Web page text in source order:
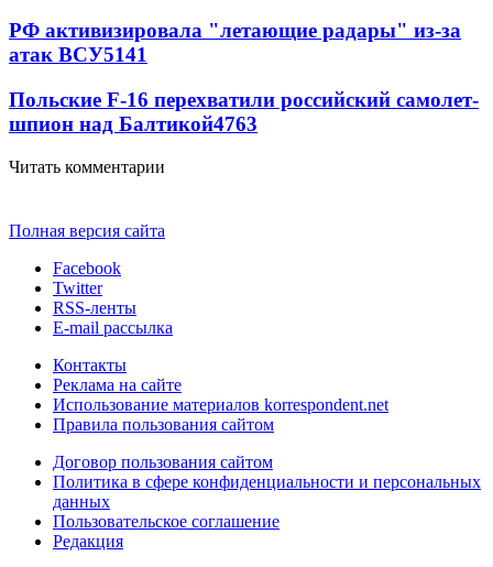
РФ активизировала "летающие радары" из-за
атак ВСУ5141
Польские F-16 перехватили российский самолет-
шпион над Балтикой4763
Читать комментарии
Полная версия сайта
Facebook
Twitter
RSS-ленты
E-mail рассылка
Контакты
Реклама на сайте
Использование материалов korrespondent.net
Правила пользования сайтом
Договор пользования сайтом
Политика в сфере конфиденциальности и персональных
данных
Пользовательское соглашение
Редакция